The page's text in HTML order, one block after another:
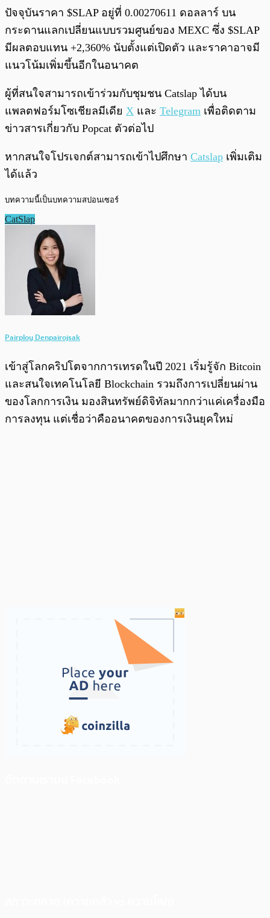
ปัจจุบันราคา $SLAP อยู่ที่ 0.00270611 ดอลลาร์ บน
กระดานแลกเปลี่ยนแบบรวมศูนย์ของ MEXC ซึ่ง $SLAP
มีผลตอบแทน +2,360% นับตั้งแต่เปิดตัว และราคาอาจมี
แนวโน้มเพิ่มขึ้นอีกในอนาคต
ผู้ที่สนใจสามารถเข้าร่วมกับชุมชน Catslap ได้บน
แพลตฟอร์มโซเชียลมีเดีย X และ Telegram เพื่อติดตาม
ข่าวสารเกี่ยวกับ Popcat ตัวต่อไป
หากสนใจโปรเจกต์สามารถเข้าไปศึกษา Catslap เพิ่มเติม
ได้แล้ว
บทความนี้เป็นบทความสปอนเซอร์
CatSlap
Pairploy Denpairojsak
เข้าสู่โลกคริปโตจากการเทรดในปี 2021 เริ่มรู้จัก Bitcoin
และสนใจเทคโนโลยี Blockchain รวมถึงการเปลี่ยนผ่าน
ของโลกการเงิน มองสินทรัพย์ดิจิทัลมากกว่าแค่เครื่องมือ
การลงทุน แต่เชื่อว่าคืออนาคตของการเงินยุคใหม่